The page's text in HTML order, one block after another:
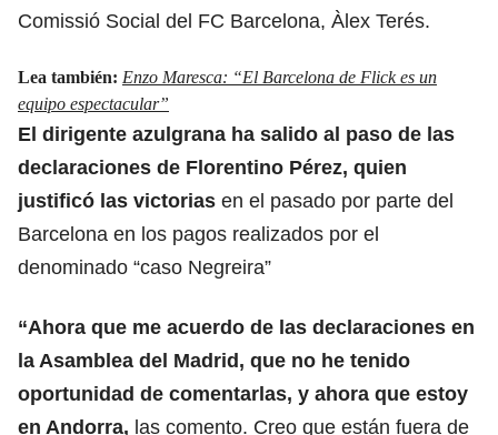
Comissió Social del FC Barcelona, Àlex Terés.
Lea también: Enzo Maresca: “El Barcelona de Flick es un
equipo espectacular”
El dirigente azulgrana ha salido al paso de las
declaraciones de Florentino Pérez, quien
justificó las victorias en el pasado por parte del
Barcelona en los pagos realizados por el
denominado “caso Negreira”
“Ahora que me acuerdo de las declaraciones en
la Asamblea del Madrid, que no he tenido
oportunidad de comentarlas, y ahora que estoy
en Andorra, las comento. Creo que están fuera de